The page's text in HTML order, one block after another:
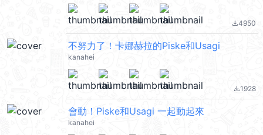
file_download4950
不努力了！卡娜赫拉的Piske和Usagi
kanahei
file_download1928
會動！Piske和Usagi 一起動起來
kanahei